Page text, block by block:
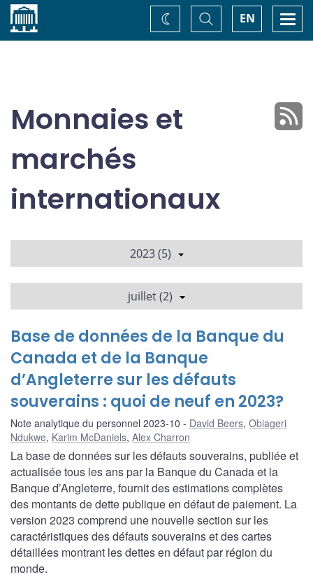
Accueil EN
Basculer
la
recherche
Changez
de
Monnaies et
marchés
internationaux
2023 (5)
juillet (2)
Base de données de la Banque du
Canada et de la Banque
d’Angleterre sur les défauts
souverains : quoi de neuf en 2023?
Note analytique du personnel 2023-10 David Beers, Obiageri
Ndukwe, Karim McDaniels, Alex Charron
La base de données sur les défauts souverains, publiée et
actualisée tous les ans par la Banque du Canada et la
Banque d’Angleterre, fournit des estimations complètes
des montants de dette publique en défaut de paiement. La
version 2023 comprend une nouvelle section sur les
caractéristiques des défauts souverains et des cartes
détaillées montrant les dettes en défaut par région du
monde.